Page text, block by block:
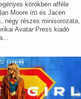
körökben afféle
Moore író és Jacen
négy részes minisorozata,
Avatar Press kiadó